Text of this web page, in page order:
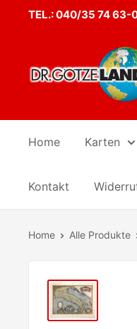
DirektTEL.: 040/35 74 63-
Götze
Karte
Home Karten
Kontakt
Home Alle Produkte